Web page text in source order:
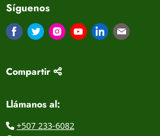
Síguenos
Encuéntrenos en Facebook
Encuéntrenos en Twitter
Encuéntrenos en
Encuéntrenos en
Compartir
Llámanos al:
+507 233-6082